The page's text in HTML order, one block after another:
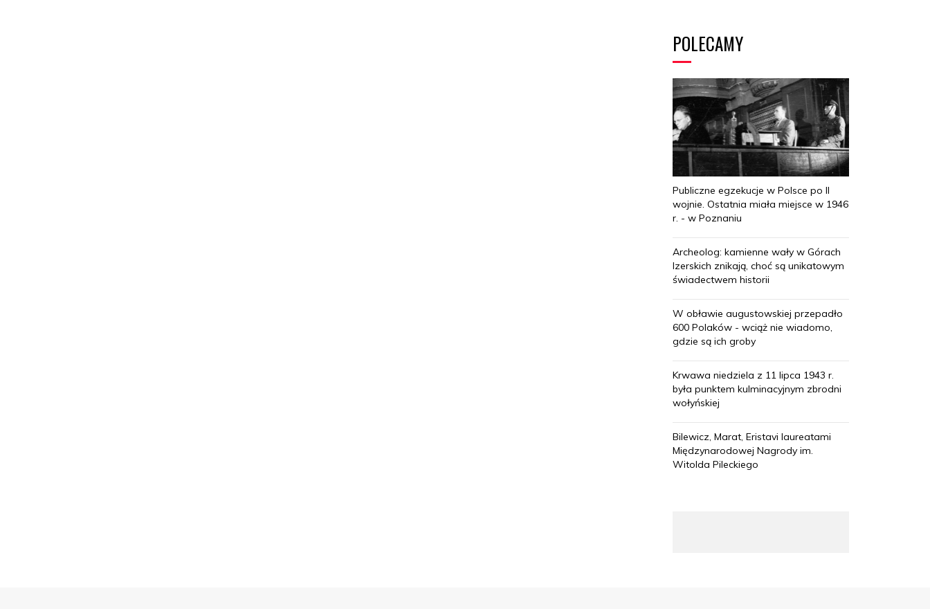
POLECAMY
Publiczne egzekucje w Polsce po II
wojnie. Ostatnia miała miejsce w 1946
r. - w Poznaniu
Archeolog: kamienne wały w Górach
Izerskich znikają, choć są unikatowym
świadectwem historii
W obławie augustowskiej przepadło
600 Polaków - wciąż nie wiadomo,
gdzie są ich groby
Krwawa niedziela z 11 lipca 1943 r.
była punktem kulminacyjnym zbrodni
wołyńskiej
Bilewicz, Marat, Eristavi laureatami
Międzynarodowej Nagrody im.
Witolda Pileckiego